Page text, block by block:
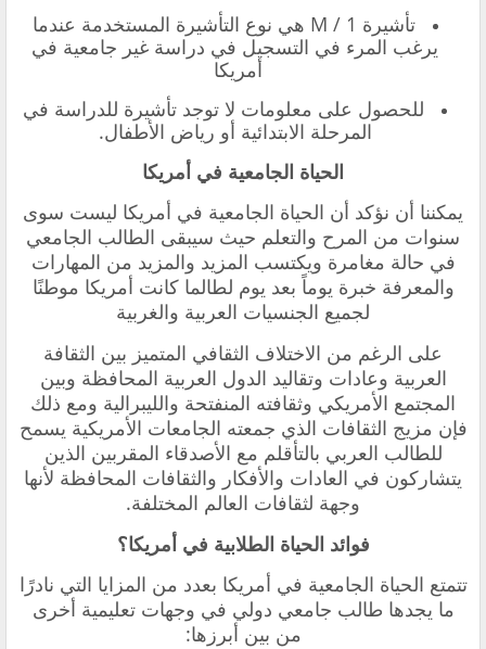
تأشيرة M / 1 هي نوع التأشيرة المستخدمة عندما
يرغب المرء في التسجيل في دراسة غير جامعية في
أمريكا
للحصول على معلومات لا توجد تأشيرة للدراسة في
المرحلة الابتدائية أو رياض الأطفال.
الحياة الجامعية في أمريكا
يمكننا أن نؤكد أن الحياة الجامعية في أمريكا ليست سوى
سنوات من المرح والتعلم حيث سيبقى الطالب الجامعي
في حالة مغامرة ويكتسب المزيد والمزيد من المهارات
والمعرفة خبرة يوماً بعد يوم لطالما كانت أمريكا موطنًا
لجميع الجنسيات العربية والغربية
على الرغم من الاختلاف الثقافي المتميز بين الثقافة
العربية وعادات وتقاليد الدول العربية المحافظة وبين
المجتمع الأمريكي وثقافته المنفتحة والليبرالية ومع ذلك
فإن مزيج الثقافات الذي جمعته الجامعات الأمريكية يسمح
للطالب العربي بالتأقلم مع الأصدقاء المقربين الذين
يتشاركون في العادات والأفكار والثقافات المحافظة لأنها
وجهة لثقافات العالم المختلفة.
فوائد الحياة الطلابية في أمريكا؟
تتمتع الحياة الجامعية في أمريكا بعدد من المزايا التي نادرًا
ما يجدها طالب جامعي دولي في وجهات تعليمية أخرى
من بين أبرزها: